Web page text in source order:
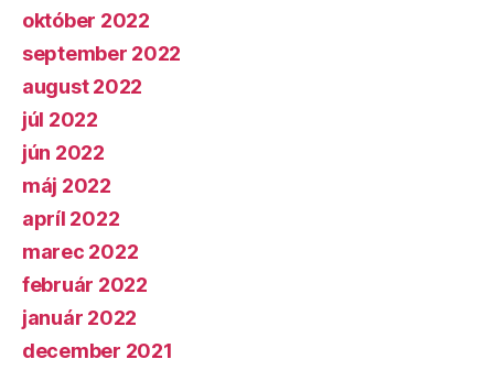
október 2022
september 2022
august 2022
júl 2022
jún 2022
máj 2022
apríl 2022
marec 2022
február 2022
január 2022
december 2021